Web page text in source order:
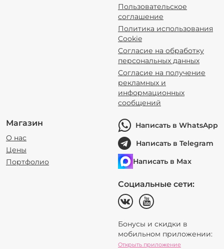
Пользовательское
соглашение
Политика использования
Cookie
Согласие на обработку
персональных данных
Согласие на получение
рекламных и
информационных
сообщений
Магазин
О нас
Цены
Портфолио
Написать в WhatsApp
Написать в Telegram
Написать в Max
Социальные сети:
Бонусы и скидки в
мобильном приложении:
Открыть приложение